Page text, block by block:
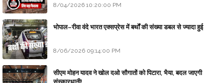
8/04/2026 10:20:00 PM
भोपाल–रीवा वंदे भारत एक्सप्रेस में बर्थों की संख्या डबल से ज्यादा हुई
8/06/2026 09:14:00 PM
सीएम मोहन यादव ने खोल दओ सौगातों को पिटारा, भैया, बदल जाएगी